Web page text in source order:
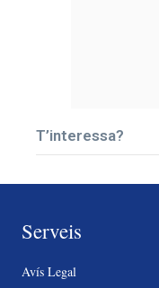
T’interessa?
Serveis
Avís Legal